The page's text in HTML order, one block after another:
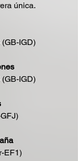
única.
IGD)
IGD)
EF1)